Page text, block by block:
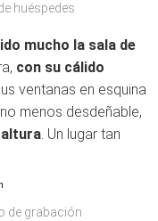
huéspedes
mucho la sala de
con su cálido
ventanas en esquina
menos desdeñable,
. Un lugar tan
de grabación